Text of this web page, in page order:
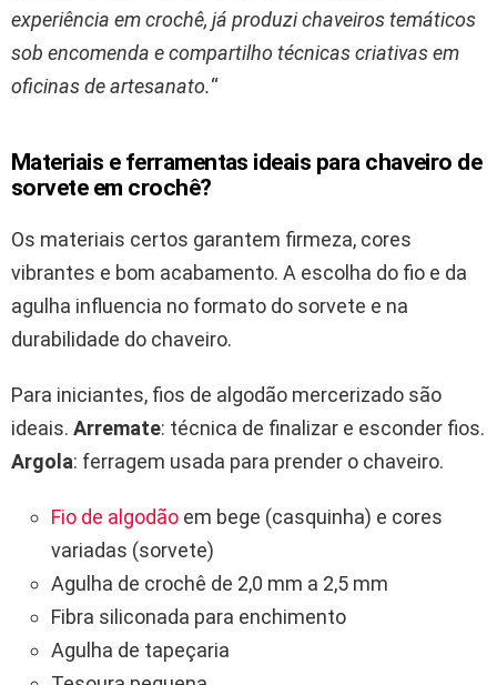
experiência em crochê, já produzi chaveiros temáticos
sob encomenda e compartilho técnicas criativas em
oficinas de artesanato.“
Materiais e ferramentas ideais para chaveiro de
sorvete em crochê?
Os materiais certos garantem firmeza, cores
vibrantes e bom acabamento. A escolha do fio e da
agulha influencia no formato do sorvete e na
durabilidade do chaveiro.
Para iniciantes, fios de algodão mercerizado são
ideais. Arremate: técnica de finalizar e esconder fios.
Argola: ferragem usada para prender o chaveiro.
Fio de algodão em bege (casquinha) e cores
variadas (sorvete)
Agulha de crochê de 2,0 mm a 2,5 mm
Fibra siliconada para enchimento
Agulha de tapeçaria